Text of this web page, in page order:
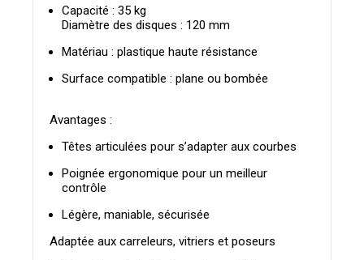
Capacité : 35 kg
Diamètre des disques : 120 mm
Matériau : plastique haute résistance
Surface compatible : plane ou bombée
Avantages :
Têtes articulées pour s’adapter aux courbes
Poignée ergonomique pour un meilleur
contrôle
Légère, maniable, sécurisée
Adaptée aux carreleurs, vitriers et poseurs